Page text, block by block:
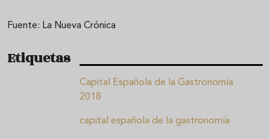
Fuente: La Nueva Crónica
Etiquetas
Capital Española de la Gastronomía
2018
capital española de la gastronomía